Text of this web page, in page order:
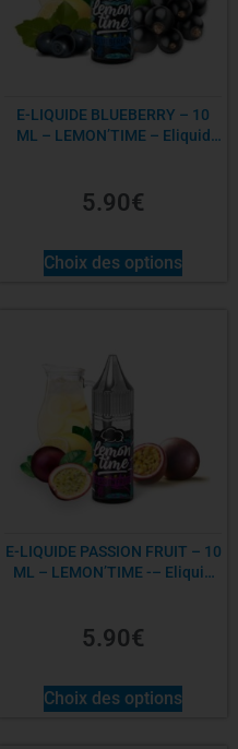
E-LIQUIDE BLUEBERRY – 10
ML – LEMON’TIME – Eliquid
5.90€
Choix des options
E-LIQUIDE PASSION FRUIT – 10
ML – LEMON’TIME -– Eliquid
5.90€
Choix des options